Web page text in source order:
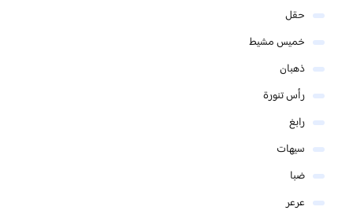
حقل
خميس مشيط
ذهبان
رأس تنورة
رابغ
سيهات
ضبا
عرعر